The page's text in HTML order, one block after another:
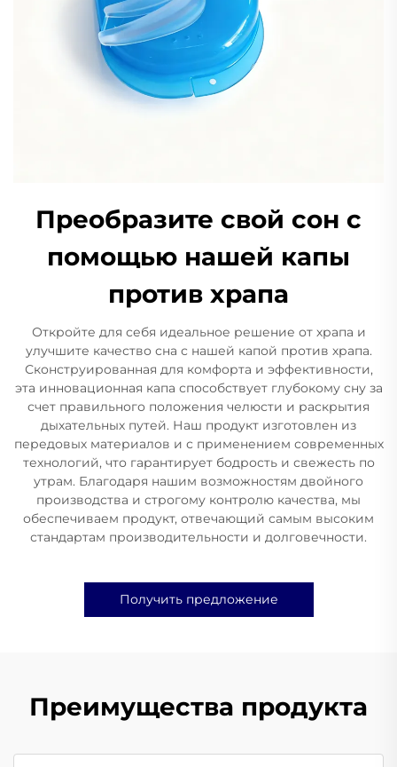
Преобразите свой сон с
помощью нашей капы
против храпа
Откройте для себя идеальное решение от храпа и
улучшите качество сна с нашей капой против храпа.
Сконструированная для комфорта и эффективности,
эта инновационная капа способствует глубокому сну за
счет правильного положения челюсти и раскрытия
дыхательных путей. Наш продукт изготовлен из
передовых материалов и с применением современных
технологий, что гарантирует бодрость и свежесть по
утрам. Благодаря нашим возможностям двойного
производства и строгому контролю качества, мы
обеспечиваем продукт, отвечающий самым высоким
стандартам производительности и долговечности.
Получить предложение
Преимущества продукта